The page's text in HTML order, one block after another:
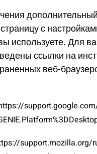
с
используете. Для
ссылки на
веб-
support.mozilla.org/